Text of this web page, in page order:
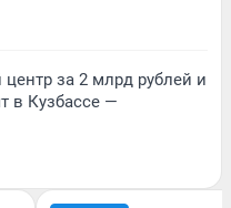
за 2 млрд рублей и
в Кузбассе —